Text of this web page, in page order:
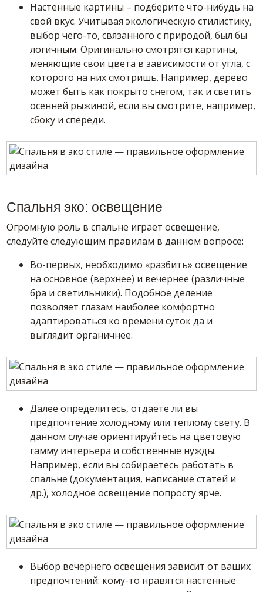
Настенные картины – подберите что-нибудь на
свой вкус. Учитывая экологическую стилистику,
выбор чего-то, связанного с природой, был бы
логичным. Оригинально смотрятся картины,
меняющие свои цвета в зависимости от угла, с
которого на них смотришь. Например, дерево
может быть как покрыто снегом, так и светить
осенней рыжиной, если вы смотрите, например,
сбоку и спереди.
Спальня эко: освещение
Огромную роль в спальне играет освещение,
следуйте следующим правилам в данном вопросе:
Во-первых, необходимо «разбить» освещение
на основное (верхнее) и вечернее (различные
бра и светильники). Подобное деление
позволяет глазам наиболее комфортно
адаптироваться ко времени суток да и
выглядит органичнее.
Далее определитесь, отдаете ли вы
предпочтение холодному или теплому свету. В
данном случае ориентируйтесь на цветовую
гамму интерьера и собственные нужды.
Например, если вы собираетесь работать в
спальне (документация, написание статей и
др.), холодное освещение попросту ярче.
Выбор вечернего освещения зависит от ваших
предпочтений: кому-то нравятся настенные